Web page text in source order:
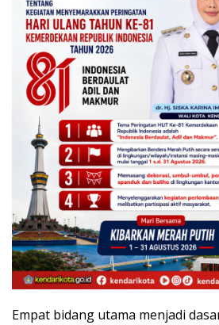
Empat bidang utama menjadi